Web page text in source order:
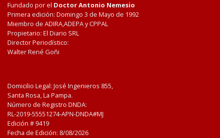
Fundado por el Doctor Antonio Nemesio
Primera edición: Domingo 3 de Mayo de 1992
Miembro de ADIRA,ADEPA y CPPAL
Propietario: El Diario SRL
Director Periodístico:
Walter René Goñi
Domicilio Legal: José Ingenieros 855,
Santa Rosa, La Pampa.
Número de Registro DNDA:
RL-2019-55551274-APN-DNDA#MJ
Edición # 9419
Fecha de Edición: 8/08/2026